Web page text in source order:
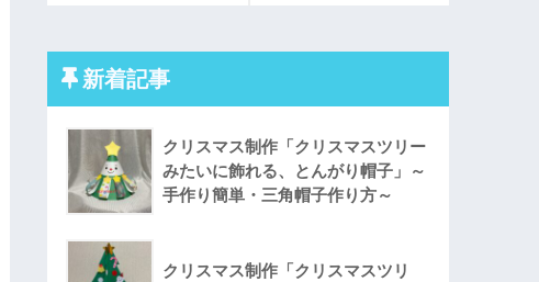
新着記事
クリスマス制作「クリスマスツリー
みたいに飾れる、とんがり帽子」～
手作り簡単・三角帽子作り方～
クリスマス制作「クリスマスツリ